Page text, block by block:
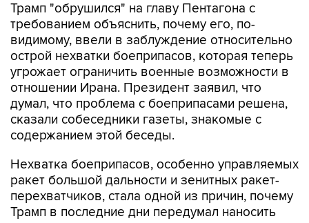
Трамп "обрушился" на главу Пентагона с
требованием объяснить, почему его, по-
видимому, ввели в заблуждение относительно
острой нехватки боеприпасов, которая теперь
угрожает ограничить военные возможности в
отношении Ирана. Президент заявил, что
думал, что проблема с боеприпасами решена,
сказали собеседники газеты, знакомые с
содержанием этой беседы.
Нехватка боеприпасов, особенно управляемых
ракет большой дальности и зенитных ракет-
перехватчиков, стала одной из причин, почему
Трамп в последние дни передумал наносить